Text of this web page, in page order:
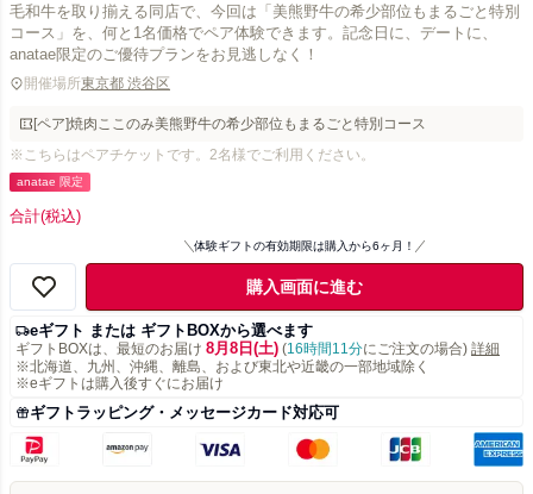
毛和牛を取り揃える同店で、今回は「美熊野牛の希少部位もまるごと特別
コース」を、何と1名価格でペア体験できます。記念日に、デートに、
anatae限定のご優待プランをお見逃しなく！
開催場所東京都 渋谷区
[ペア]焼肉ここのみ美熊野牛の希少部位もまるごと特別コース
※こちらはペアチケットです。2名様でご利用ください。
anatae 限定
合計(税込)
体験ギフトの有効期限は購入から6ヶ月！
購入画面に進む
eギフト または ギフトBOXから選べます
ギフトBOXは、最短のお届け 8月8日(土) (16時間11分にご注文の場合) 詳細
※北海道、九州、沖縄、離島、および東北や近畿の一部地域除く
※eギフトは購入後すぐにお届け
ギフトラッピング・メッセージカード対応可